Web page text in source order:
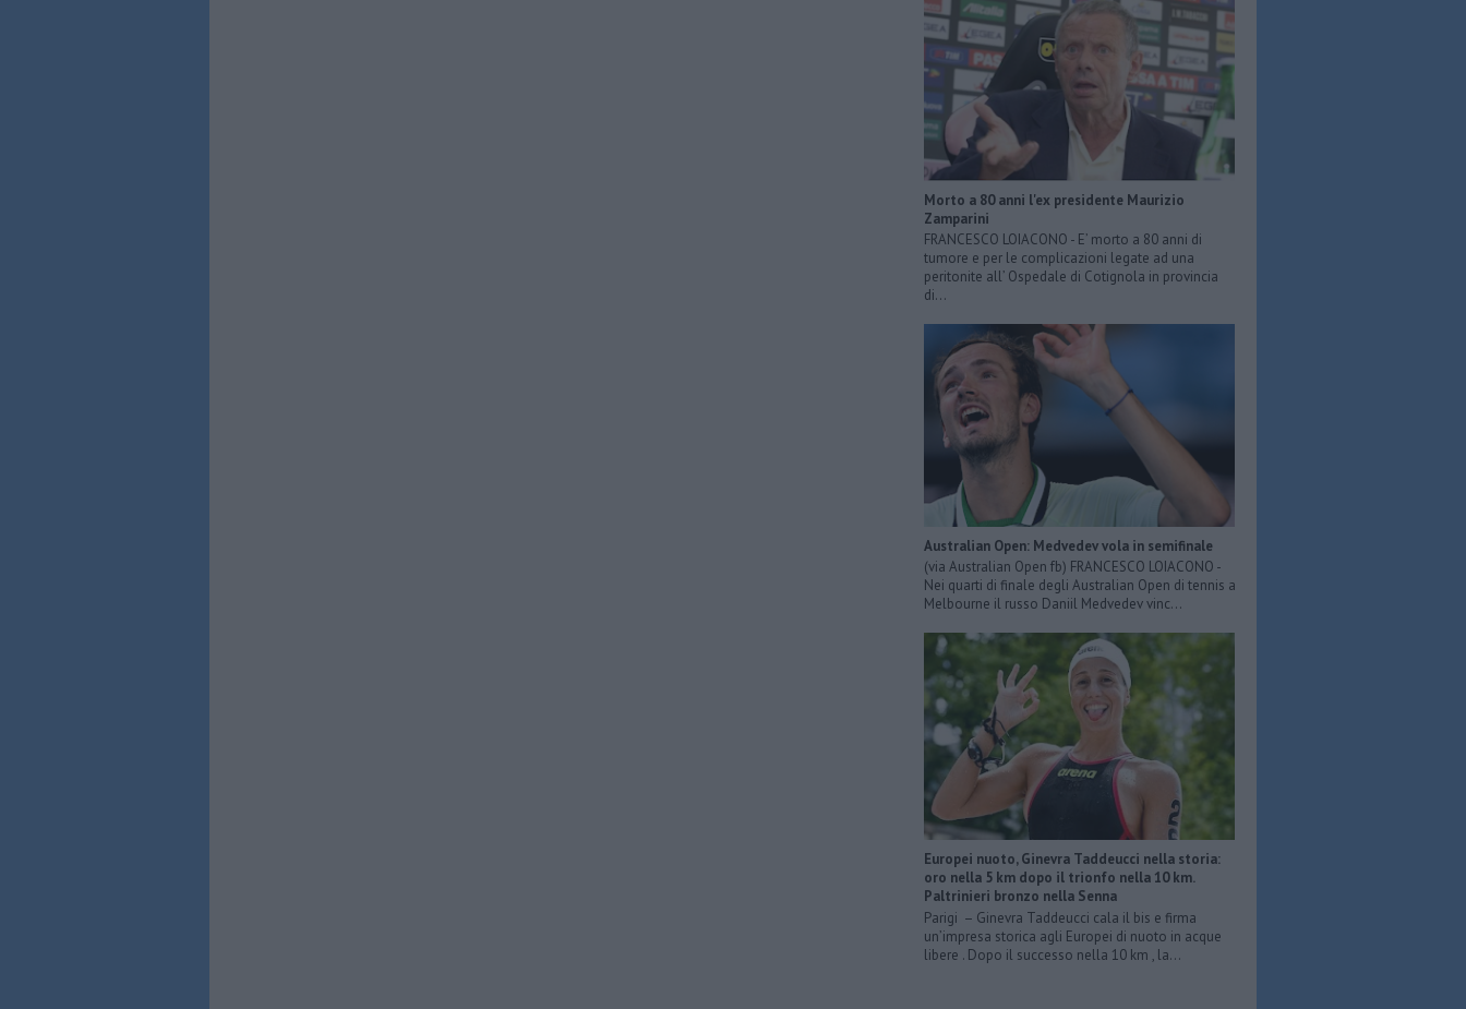
Morto a 80 anni l'ex presidente Maurizio
Zamparini
FRANCESCO LOIACONO - E’ morto a 80 anni di
tumore e per le complicazioni legate ad una
peritonite all’ Ospedale di Cotignola in provincia
di...
Australian Open: Medvedev vola in semifinale
(via Australian Open fb) FRANCESCO LOIACONO -
Nei quarti di finale degli Australian Open di tennis a
Melbourne il russo Daniil Medvedev vinc...
Europei nuoto, Ginevra Taddeucci nella storia:
oro nella 5 km dopo il trionfo nella 10 km.
Paltrinieri bronzo nella Senna
Parigi – Ginevra Taddeucci cala il bis e firma
un’impresa storica agli Europei di nuoto in acque
libere . Dopo il successo nella 10 km , la...